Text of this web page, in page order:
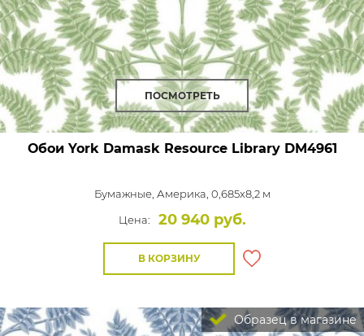
ПОСМОТРЕТЬ
Обои York Damask Resource LibraryDM4961
Бумажные, Америка, 0,685x8,2 м
Цена:
20 940 руб.
В КОРЗИНУ
Образец в магазине